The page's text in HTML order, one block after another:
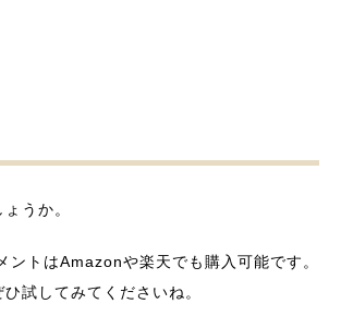
うか。
ントはAmazonや楽天でも購入可能です。
試してみてくださいね。